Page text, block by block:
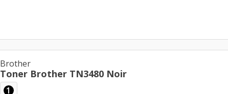
Brother
Toner Brother TN3480 Noir
1